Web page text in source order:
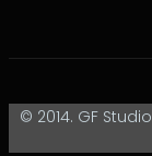
© 2014. GF